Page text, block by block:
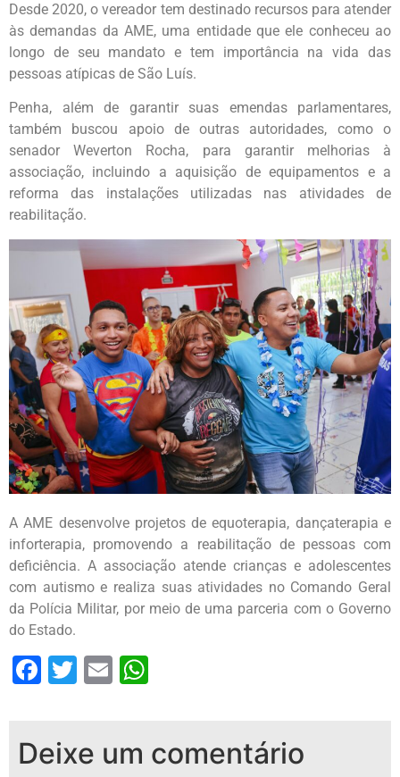
Desde 2020, o vereador tem destinado recursos para atender
às demandas da AME, uma entidade que ele conheceu ao
longo de seu mandato e tem importância na vida das
pessoas atípicas de São Luís.
Penha, além de garantir suas emendas parlamentares,
também buscou apoio de outras autoridades, como o
senador Weverton Rocha, para garantir melhorias à
associação, incluindo a aquisição de equipamentos e a
reforma das instalações utilizadas nas atividades de
reabilitação.
A AME desenvolve projetos de equoterapia, dançaterapia e
inforterapia, promovendo a reabilitação de pessoas com
deficiência. A associação atende crianças e adolescentes
com autismo e realiza suas atividades no Comando Geral
da Polícia Militar, por meio de uma parceria com o Governo
do Estado.
Facebook
Twitter
Email
Deixe um comentário